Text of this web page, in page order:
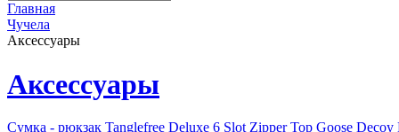
Главная
Чучела
Аксессуары
Аксессуары
Сумка - рюкзак Tanglefree Deluxe 6 Slot Zipper Top Goose Decoy